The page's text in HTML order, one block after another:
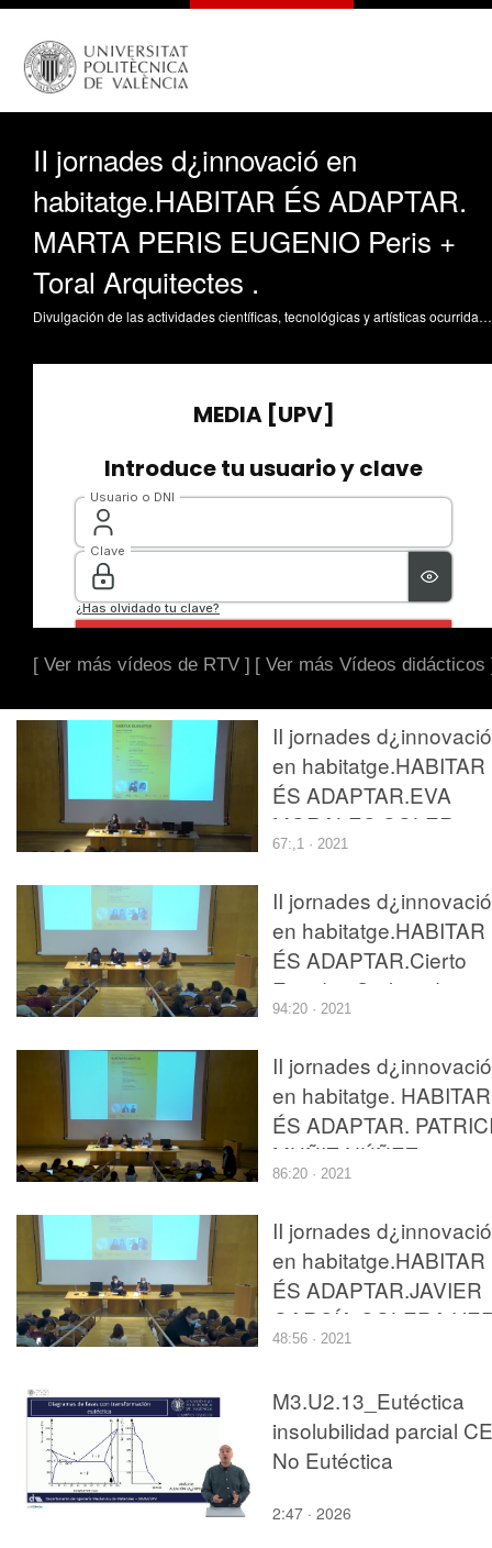
II jornades d¿innovació en
habitatge.HABITAR ÉS ADAPTAR.
MARTA PERIS EUGENIO Peris +
Toral Arquitectes .
Divulgación de las actividades científicas, tecnológicas y artísticas ocurridas en los tres campus de la UPV
[ Ver más vídeos de RTV ] [ Ver más Vídeos didácticos
II jornades d¿innovació
en habitatge.HABITAR
ÉS ADAPTAR.EVA
MORALES SOLER
Cooperativa Cotidiana.
67:,1 · 2021
II jornades d¿innovació
en habitatge.HABITAR
ÉS ADAPTAR.Cierto
Estudio. Carlota de
Gispert, Clara Vidal.
94:20 · 2021
II jornades d¿innovació
en habitatge. HABITAR
ÉS ADAPTAR.
MUÑIZ NÚÑEZ,
LUCIANO GONZÁLEZ
MMASA
86:20 · 2021
II jornades d¿innovació
en habitatge.HABITAR
ÉS ADAPTAR.JAVIER
GARCÍA-SOLERA
, RAFA RIVERA
GVA per a la revisió del
DC-09
48:56 · 2021
M3.U2.13_Eutéctica
insolubilidad parcial CE
No Eutéctica
2:47 · 2026